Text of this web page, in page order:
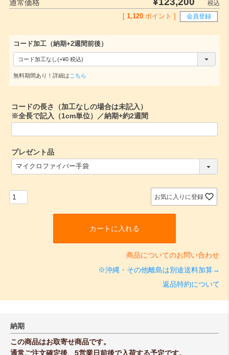
通常価格
税込
1,120 ポイント ] 会員登録
コード加工（納期+2週間前後）
須
無料期間あり！詳細はこちら
コードの長さ（加工なしの場合は未記入）
※全長で記入（1cm単位）／納期+約2週間
プレゼント品
(
必
お気に入りに登録
カートに入れる
商品についてのお問い合わせ
※沖縄・その他離島は別途送料加算→
返品特約について
納期
この商品はお取寄せ商品です。
通常ご注文確定後、5営業日前後で入荷する予定です。